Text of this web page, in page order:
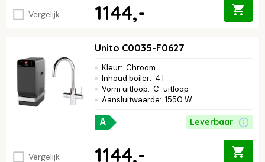
Vergelijk 1144,-
Vergelijk
Unito C0035-F0627
Kleur: Chroom
Inhoud boiler: 4 l
Vorm uitloop: C-uitloop
Aansluitwaarde: 1550 W
A Leverbaar
1144,-